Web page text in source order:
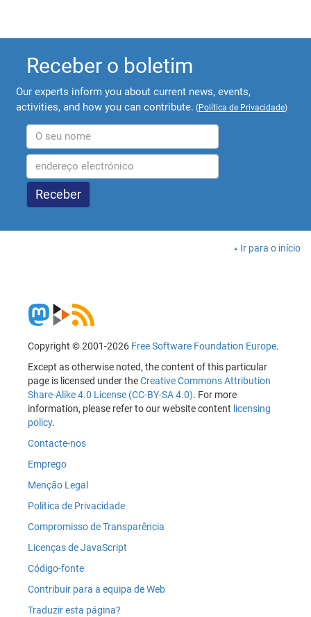
Receber o boletim
Our experts inform you about current news, events,
activities, and how you can contribute. (Política de Privacidade)
Ir para o início
Copyright © 2001-2026 Free Software Foundation Europe.
Except as otherwise noted, the content of this particular
page is licensed under theCreative Commons Attribution
Share-Alike 4.0 License (CC-BY-SA 4.0). For more
information, please refer to our website content licensing
policy.
Contacte-nos
Emprego
Menção Legal
Política de Privacidade
Compromisso de Transparência
Licenças de JavaScript
Código-fonte
Contribuir para a equipa de Web
Traduzir esta página?